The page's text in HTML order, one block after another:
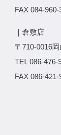
FAX 084-960-
｜倉敷店
〒710-0016
TEL 086-476-
FAX 086-421-